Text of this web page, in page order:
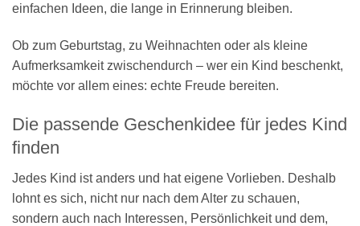
einfachen Ideen, die lange in Erinnerung bleiben.
Ob zum Geburtstag, zu Weihnachten oder als kleine
Aufmerksamkeit zwischendurch – wer ein Kind beschenkt,
möchte vor allem eines: echte Freude bereiten.
Die passende Geschenkidee für jedes Kind
finden
Jedes Kind ist anders und hat eigene Vorlieben. Deshalb
lohnt es sich, nicht nur nach dem Alter zu schauen,
sondern auch nach Interessen, Persönlichkeit und dem,